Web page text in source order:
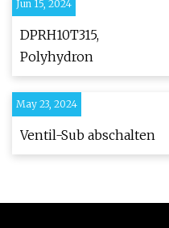
Jun 15, 2024
DPRH10T315,
Polyhydron
May 23, 2024
Ventil-Sub abschalten